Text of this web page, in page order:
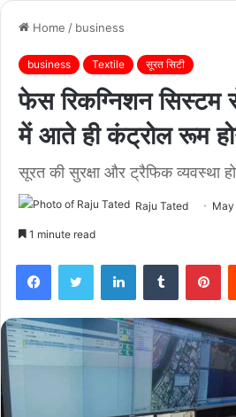
Home / business
business Textile सूरत सिटी
फेस रिकग्निशन सिस्टम
में आते ही कंट्रोल रूम
सूरत की सुरक्षा और ट्रैफिक व्यवस्था
Raju Tated May
1 minute read
FacebookTwitter LinkedInTumblr